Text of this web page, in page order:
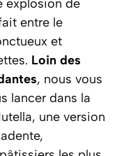
explosion de
entre le
et
Loin des
, nous vous
lancer dans la
une version